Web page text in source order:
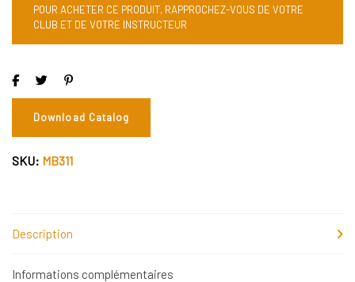
POUR ACHETER CE PRODUIT, RAPPROCHEZ-VOUS DE VOTRE
CLUB ET DE VOTRE INSTRUCTEUR
Download Catalog
SKU: MB311
Description
Informations complémentaires